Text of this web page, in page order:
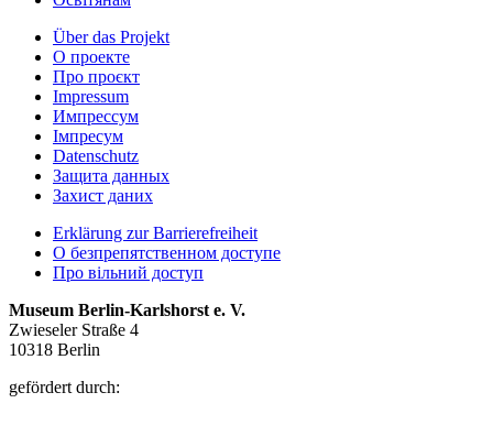
Über das Projekt
О проекте
Про проєкт
Impressum
Импрессум
Iмпресум
Datenschutz
Защита данных
Захист даних
Erklärung zur Barrierefreiheit
О безпрепятственном доступе
Про вільний доступ
Museum Berlin-Karlshorst e. V.
Zwieseler Straße 4
10318 Berlin
gefördert durch: